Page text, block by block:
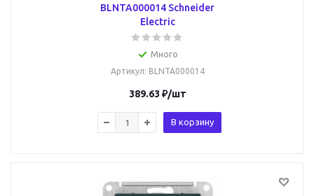
BLNTA000014 Schneider
Electric
Много
Артикул: BLNTA000014
389.63 ₽/шт
В корзину